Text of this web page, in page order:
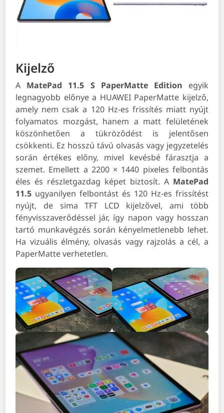
Kijelző
A MatePad 11.5 S PaperMatte Edition egyik
legnagyobb előnye a HUAWEI PaperMatte kijelző,
amely nem csak a 120 Hz-es frissítés miatt nyújt
folyamatos mozgást, hanem a matt felületének
köszönhetően a tükröződést is jelentősen
csökkenti. Ez hosszú távú olvasás vagy jegyzetelés
során értékes előny, mivel kevésbé fárasztja a
szemet. Emellett a 2200 × 1440 pixeles felbontás
éles és részletgazdag képet biztosít. A MatePad
11.5 ugyanilyen felbontást és 120 Hz-es frissítést
nyújt, de sima TFT LCD kijelzővel, ami több
fényvisszaverődéssel jár, így napon vagy hosszan
tartó munkavégzés során kényelmetlenebb lehet.
Ha vizuális élmény, olvasás vagy rajzolás a cél, a
PaperMatte verhetetlen.